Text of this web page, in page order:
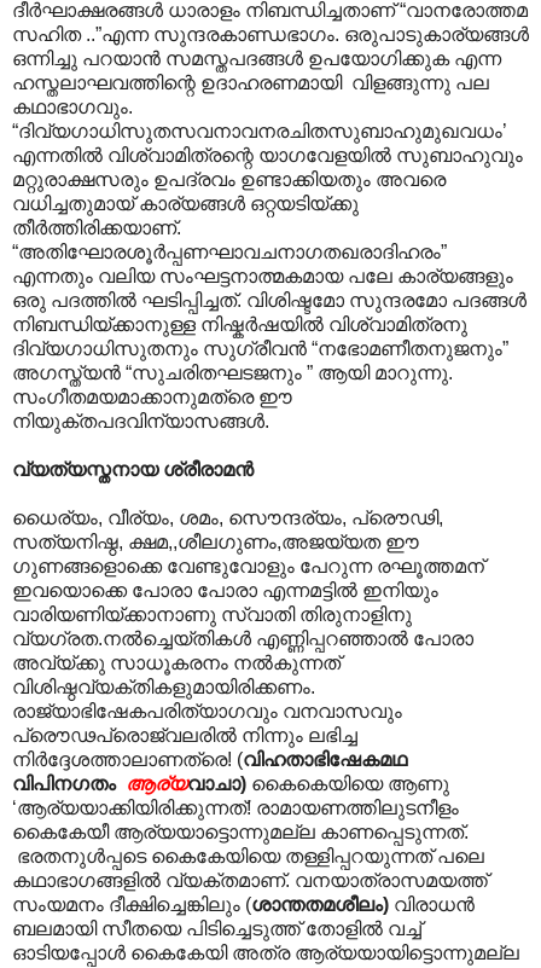
ദീർഘാക്ഷരങ്ങൾ ധാരാളം നിബന്ധിച്ചതാണ് “വാനരോത്തമ
സഹിത ..”എന്ന സുന്ദരകാണ്ഡഭാ‍ഗം. ഒരുപാടുകാര്യങ്ങള്‍
ഒന്നിച്ചു പറയാന്‍ സമസ്തപദങ്ങള്‍ ഉപയോഗിക്കുക എന്ന
ഹസ്തലാഘവത്തിന്റെ ഉദാഹരണമായി വിളങ്ങുന്നു പല
കഥാഭാഗവും.
“ദിവ്യഗാധിസുതസവനാവനരചിതസുബാഹുമുഖവധം’
എന്നതില്‍ വിശ്വാമിത്രന്റെ യാഗവേളയില്‍ സുബാഹുവും
മറ്റുരാക്ഷസരും ഉപദ്രവം ഉണ്ടാക്കിയതും അവരെ
വധിച്ചതുമായ് കാര്യങ്ങള്‍ ഒറ്റയടിയ്ക്കു
തീര്‍ത്തിരിക്കയാണ്.
“അതിഘോരശൂര്‍പ്പണഘാവചനാഗതഖരാദിഹരം”
എന്നതും വലിയ സംഘട്ടനാത്മകമായ പലേ കാര്യങ്ങളും
ഒരു പദത്തില്‍ ഘടിപ്പിച്ചത്. വിശിഷ്ടമോ സുന്ദരമോ പദങ്ങള്‍
നിബന്ധിയ്ക്കാനുള്ള നിഷ്കര്‍ഷയില്‍ വിശ്വാമിത്രനു
ദിവ്യഗാധിസുതനും സുഗ്രീവന്‍ “ന‍ഭോമണീതനുജനും‍”
അഗസ്ത്യന്‍ “സുചരിതഘടജനും ” ആയി മാറുന്നു.
സംഗീതമയമാക്കാനുമത്രെ ഈ
നിയുക്തപദവിന്യാസങ്ങള്‍‍.
വ്യത്യസ്തനായ ശ്രീരാമന്‍
ധൈര്യം, വീര്യം, ശമം, സൌന്ദര്യം, പ്രൌഢി,
സത്യനിഷ്ഠ, ക്ഷമ,,ശീലഗുണം,അജയ്യത ഈ
ഗുണങ്ങളൊക്കെ വേണ്ടുവോളും പേറുന്ന രഘൂത്തമന്
ഇവയൊക്കെ പോരാ പോരാ എന്നമട്ടിൽ ഇനിയും
വാരിയണിയ്ക്കാനാണു സ്വാതി തിരുനാളിനു
വ്യഗ്രത.നല്‍ച്ചെയ്തികള്‍ എണ്ണിപ്പറഞ്ഞാല്‍ പോരാ
അവ്യ്ക്കു സാധൂകരനം നല്‍കുന്നത്
വിശിഷ്ഠവ്യക്തികളുമായിരിക്കണം.
രാജ്യാഭിഷേകപരിത്യാഗവും വനവാസവും
പ്രൌഢപ്രൊജ്വലരില്‍ നിന്നും ലഭിച്ച
നിര്‍ദ്ദേശത്താലാണത്രെ! (വിഹതാഭിഷേകമഥ
വിപിനഗതം ആര്യവാചാ) കൈകെയിയെ ആണു
‘ആര്യയാക്കിയിരിക്കുന്നത്! രാമായണത്തിലുടനീളം
കൈകേയീ ആര്യയാട്ടൊന്നുമല്ല കാണപ്പെടുന്നത്.
ഭരതനുൾപ്പടെ കൈകേയിയെ തള്ളിപ്പറയുന്നത് പലെ
കഥാഭാഗങ്ങളിൽ വ്യക്തമാണ്. വനയാത്രാസമയത്ത്
സംയമനം ദീക്ഷിച്ചെങ്കിലും (ശാന്തതമശീലം) വിരാധന്‍
ബലമായി സീതയെ പിടിച്ചെടുത്ത് തോളില്‍ വച്ച്
ഓടിയപ്പോള്‍ കൈകേയി അത്ര ആര്യയായിട്ടൊന്നുമല്ല